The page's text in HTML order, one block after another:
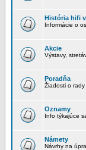
História hifi
Informácie o
Akcie
Výstavy,
Poradňa
Žiadosti o
Oznamy
Info týkajúce
Námety
Návrhy na